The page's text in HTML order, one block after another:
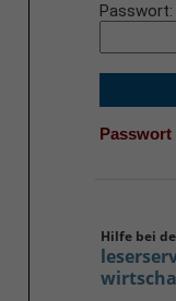
Passwort
Passwort
Hilfe bei